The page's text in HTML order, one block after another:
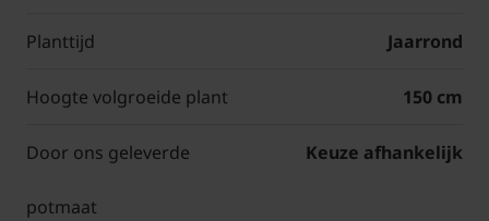
Planttijd Jaarrond
Hoogte volgroeide plant 150 cm
Door ons geleverde
potmaat
Keuze afhankelijk